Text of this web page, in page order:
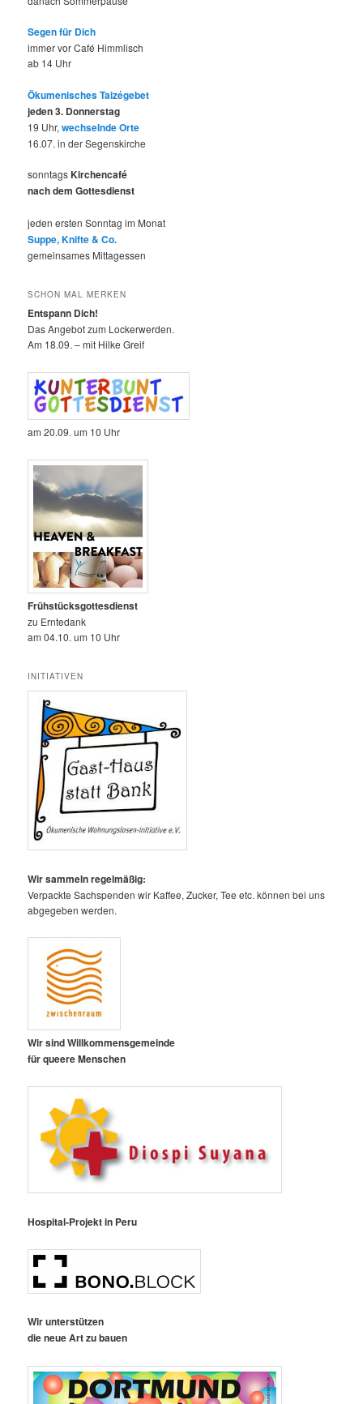
Segen für Dich
immer vor Café Himmlisch
ab 14 Uhr
Ökumenisches Taizégebet
jeden 3. Donnerstag
19 Uhr,wechselnde Orte
16.07. in der Segenskirche
sonntagsKirchencafé
nach dem Gottesdienst
jeden ersten Sonntag im Monat
Suppe, Knifte & Co.
gemeinsames Mittagessen
SCHON MAL MERKEN
Entspann Dich!
Das Angebot zum Lockerwerden.
Am 18.09. – mit Hilke Greif
am 20.09. um 10 Uhr
Frühstücksgottesdienst
zu Erntedank
am 04.10. um 10 Uhr
INITIATIVEN
Wir sammeln regelmäßig:
Verpackte Sachspenden wir Kaffee, Zucker, Tee etc. können bei uns
abgegeben werden.
Wir sind Willkommensgemeinde
für queere Menschen
Hospital-Projekt in Peru
Wir unterstützen
die neue Art zu bauen